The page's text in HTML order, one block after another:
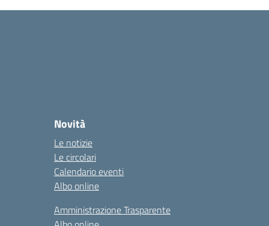
Novità
Le notizie
Le circolari
Calendario eventi
Albo online
Amministrazione Trasparente